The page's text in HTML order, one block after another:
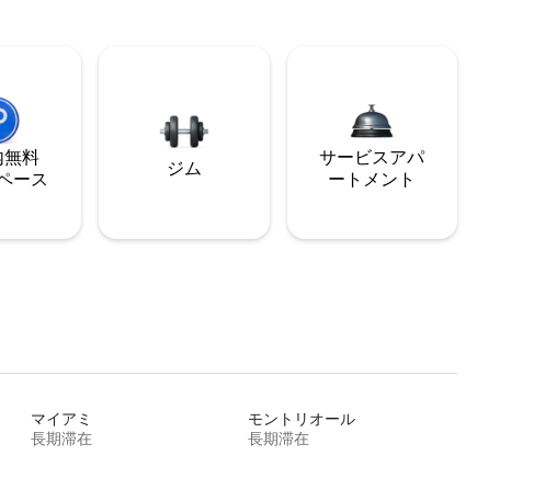
無料
ー⁠ス
ジム
サービスアパ
ートメント
マイアミ
長期滞在
モントリオール
長期滞在